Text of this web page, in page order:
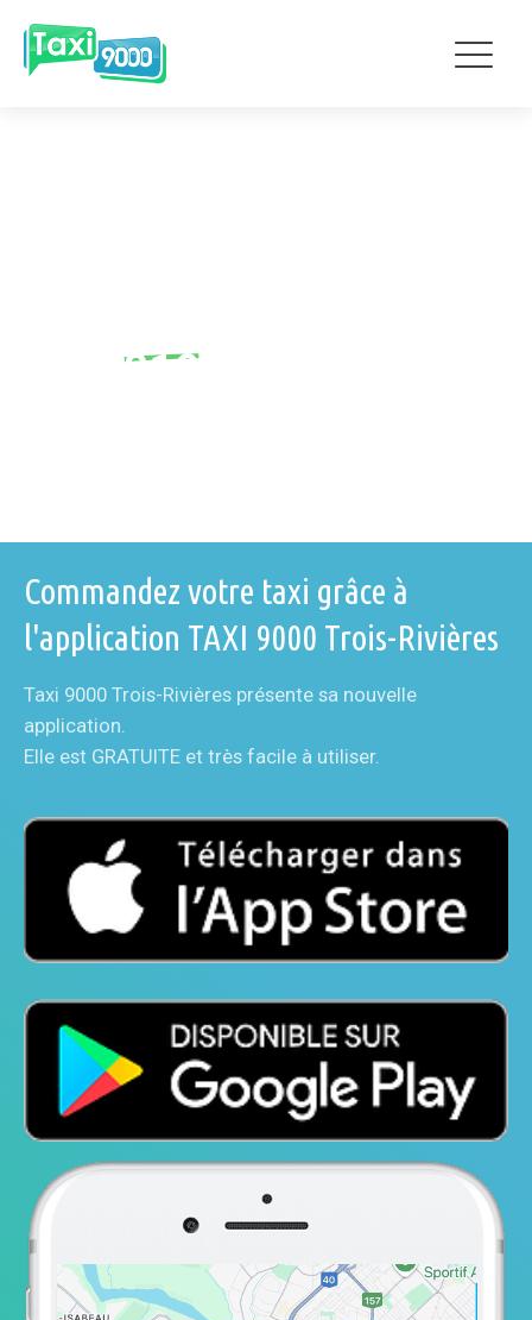
819 519-9000
Commandez votre taxi grâce à
l'application TAXI 9000 Trois-Rivières
Taxi 9000 Trois-Rivières présente sa nouvelle
application.
Elle est GRATUITE et très facile à utiliser.